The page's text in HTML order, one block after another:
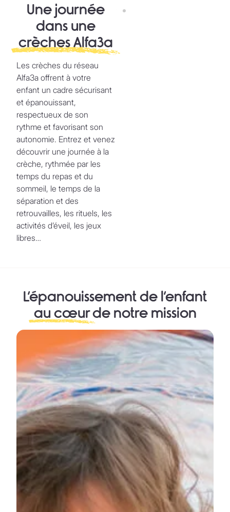
Une journée
dans une
crèches Alfa3a
Les crèches du réseau
Alfa3a offrent à votre
enfant un cadre sécurisant
et épanouissant,
respectueux de son
rythme et favorisant son
autonomie. Entrez et venez
découvrir une journée à la
crèche, rythmée par les
temps du repas et du
sommeil, le temps de la
séparation et des
retrouvailles, les rituels, les
activités d’éveil, les jeux
libres…
L’épanouissement de l’enfant
au cœurde notre mission